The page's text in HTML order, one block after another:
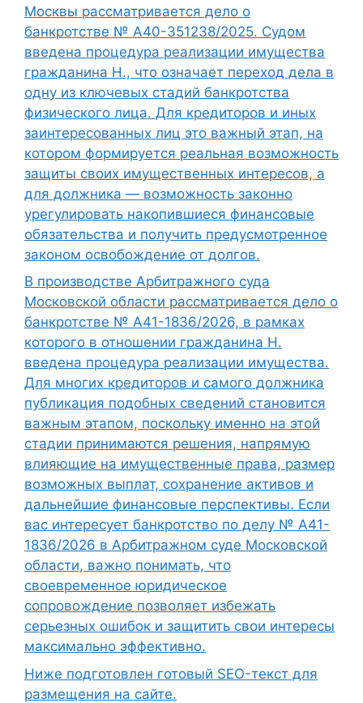
Москвы рассматривается дело о
банкротстве № А40-351238/2025. Судом
введена процедура реализации имущества
гражданина Н., что означает переход дела в
одну из ключевых стадий банкротства
физического лица. Для кредиторов и иных
заинтересованных лиц это важный этап, на
котором формируется реальная возможность
защиты своих имущественных интересов, а
для должника — возможность законно
урегулировать накопившиеся финансовые
обязательства и получить предусмотренное
законом освобождение от долгов.
В производстве Арбитражного суда
Московской области рассматривается дело о
банкротстве № А41-1836/2026, в рамках
которого в отношении гражданина Н.
введена процедура реализации имущества.
Для многих кредиторов и самого должника
публикация подобных сведений становится
важным этапом, поскольку именно на этой
стадии принимаются решения, напрямую
влияющие на имущественные права, размер
возможных выплат, сохранение активов и
дальнейшие финансовые перспективы. Если
вас интересует банкротство по делу № А41-
1836/2026 в Арбитражном суде Московской
области, важно понимать, что
своевременное юридическое
сопровождение позволяет избежать
серьезных ошибок и защитить свои интересы
максимально эффективно.
Ниже подготовлен готовый SEO-текст для
размещения на сайте.